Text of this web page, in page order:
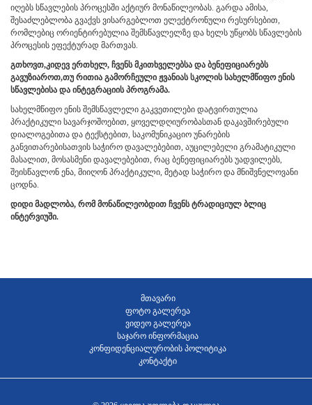
იღებს სწავლების პროცესში აქტიურ მონაწილეობას. გარდა ამისა,
შესაძლებლობა გვაქვს ვისარგებლოთ ელექტრონული რესურსებით,
რომლებიც ორიენტირებულია შემსწავლელზე და ხელს უწყობს სწავლების
პროცესის ეფექტურად მართვას.
გთხოვთ,კიდევ ერთხელ, ჩვენს მკითხველებსა და ბენეფიციარებს
გავუზიაროთ,თუ რითია გამორჩეული ჟვანიას სკოლის სახელმწიფო ენის
სწავლებისა და ინტეგრაციის პროგრამა.
სახელმწიფო ენის შემსწავლელი გაკვეთილები დატვირთულია
პრაქტიკული სავარჯოშოებით, ყოველდღიურობასთან დაკავშირებული
დიალოგებითა და ტექსტებით, საკომუნიკაციო უნარების
განვითარებისათვის საჭირო დავალებებით, აუცილებელი გრამატიკული
მასალით, მოსასმენი დავალებებით, რაც ბენეფიციარებს უადვილებს,
შეისწავლონ ენა, მიიღონ პრაქტიკული, მეტად საჭირო და მნიშვნელოვანი
ცოდნა.
დიდი მადლობა, რომ მონაწილეობდით ჩვენს ტრადიციულ ბლიც
ინტერვიუში.
მთავარი
ფოტო გალერეა
ვიდეო გალერეა
საჯარო ინფორმაცია
კონფიდენციალურობის პოლიტიკა
კონტაქტი